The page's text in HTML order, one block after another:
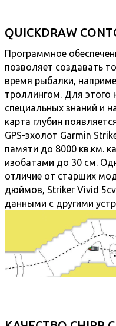
QUICKDRAW
Программное
позволяет создавать
время рыбалки,
троллингом. Для этого
специальных знаний и
карта глубин
GPS-эхолот Garmin
памяти до 8000 кв.км.
изобатами до 30 см.
отличие от старших
дюймов, Striker Vivid
данными с другими